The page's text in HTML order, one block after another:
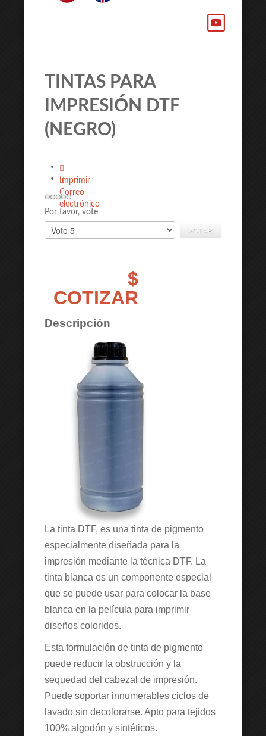
TINTAS PARA
IMPRESIÓN DTF
(NEGRO)
Imprimir
Correo
electrónico
Por favor, vote
$
COTIZAR
Descripción
La tinta DTF, es una tinta de pigmento
especialmente diseñada para la
impresión mediante la técnica DTF. La
tinta blanca es un componente especial
que se puede usar para colocar la base
blanca en la película para imprimir
diseños coloridos.
Esta formulación de tinta de pigmento
puede reducir la obstrucción y la
sequedad del cabezal de impresión.
Puede soportar innumerables ciclos de
lavado sin decolorarse. Apto para tejidos
100% algodón y sintéticos.